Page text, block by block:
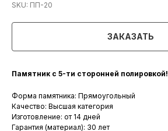
SKU: ПП-20
ЗАКАЗАТЬ
Памятник с 5-ти сторонней полировкой!
Форма памятника: Прямоугольный
Качество: Высшая категория
Изготовление: от 14 дней
Гарантия (материал): 30 лет